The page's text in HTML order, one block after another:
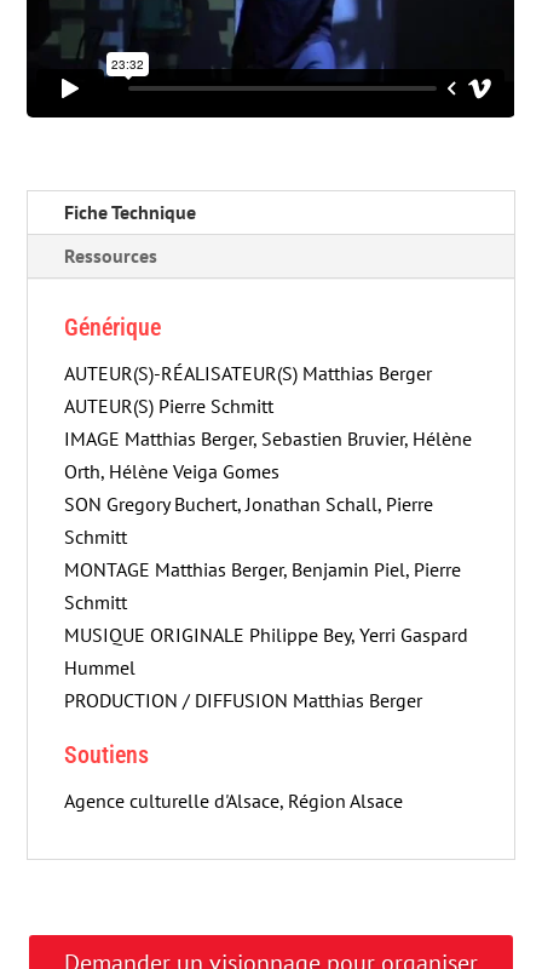
Fiche Technique
Ressources
Générique
AUTEUR(S)-RÉALISATEUR(S) Matthias Berger
AUTEUR(S) Pierre Schmitt
IMAGE Matthias Berger, Sebastien Bruvier, Hélène
Orth, Hélène Veiga Gomes
SON Gregory Buchert, Jonathan Schall, Pierre
Schmitt
MONTAGE Matthias Berger, Benjamin Piel, Pierre
Schmitt
MUSIQUE ORIGINALE Philippe Bey, Yerri Gaspard
Hummel
PRODUCTION / DIFFUSION Matthias Berger
Soutiens
Agence culturelle d'Alsace, Région Alsace